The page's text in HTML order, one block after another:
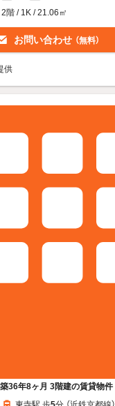
2階 / 1K / 21.06㎡
お問い合わせ （無料）
供
36年8ヶ月 3階建の賃貸物件